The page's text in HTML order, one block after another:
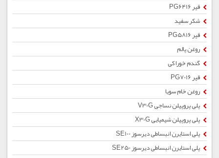
قیر PG6416
شکر سفید
قیر PG5816
روغن پالم
گندم خوراکی
قیر PG7016
روغن خام سویا
پلی پروپیلن نساجی V30G
پلی پروپیلن شیمیایی X30G
پلی استایرن انبساطی دیرسوز SE100
پلی استایرن انبساطی دیرسوز SE250